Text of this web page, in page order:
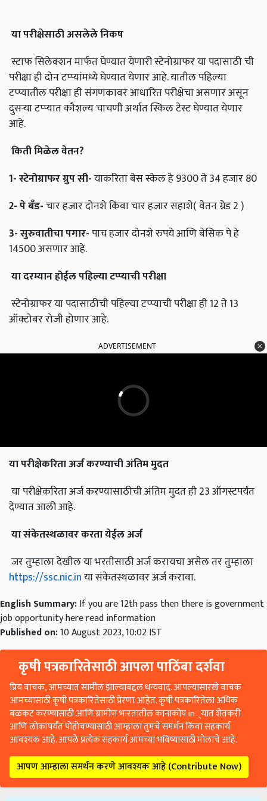
यापरीक्षेसाठीअसलेलेनिकष
स्टाफ सिलेक्शन मार्फत घेण्यात येणारी स्टेनोग्राफर या पदासाठी ची
परीक्षा ही दोन टप्प्यांमध्ये घेण्यात येणार आहे. यातील पहिल्या
टप्प्यातील परीक्षा ही संगणकावर आधारित परीक्षेचा असणार असून
दुसऱ्या टप्प्यात कौशल्य चाचणी अर्थात स्किल टेस्ट घेण्यात येणार
आहे.
कितीमिळेलवेतन?
1-स्टेनोग्राफरग्रुपसी-याकरिता बेस स्केल हे 9300 ते 34 हजार 80
2-पेबँड-चार हजार दोनशे किंवा चार हजार सहाशे( वेतन ग्रेड 2 )
3-सुरुवातीचापगार-पाच हजार दोनशे रुपये आणि बेसिक पे हे
14500 असणार आहे.
यादरम्यानहोईलपहिल्याटप्प्याचीपरीक्षा
स्टेनोग्राफर या पदासाठीची पहिल्या टप्प्याची परीक्षा ही 12 ते 13
ऑक्टोबर रोजी होणार आहे.
ADVERTISEMENT
यापरीक्षेकरिताअर्जकरण्याचीअंतिममुदत
या परीक्षेकरिता अर्ज करण्यासाठीची अंतिम मुदत ही 23 ऑगस्टपर्यंत
देण्यात आली आहे.
यासंकेतस्थळावरकरतायेईलअर्ज
जर तुम्हाला देखील या भरतीसाठी अर्ज करायचा असेल तर तुम्हाला
https://ssc.nic.inया संकेतस्थळावर अर्ज करावा.
English Summary:If you are 12th pass then there is government
job opportunity here read information
Published on:10 August 2023, 10:02 IST
कृषी पत्रकारितेसाठी आपला पाठिंबा दर्शवा
प्रिय वाचक, आमच्यात सामील झाल्याबद्दल धन्यवाद. आपल्यासारखे वाचक
आमच्यासाठी कृषी पत्रकारितेसाठी प्रेरणा आहेत. कृषी पत्रकारितेला अधिक
बळकट करण्यासाठी आणि ग्रामीण भारतातील कानाकोप in्यात शेतकरी
आणि लोकांपर्यंत पोहोचण्यासाठी आम्हाला तुमचे समर्थन किंवा सहकार्य
आवश्यक आहे. आपले प्रत्येक सहकार्य आमच्या भविष्यासाठी मोलाचे आहे.
आपण आम्हाला समर्थन करणे आवश्यक आहे (Contribute Now)